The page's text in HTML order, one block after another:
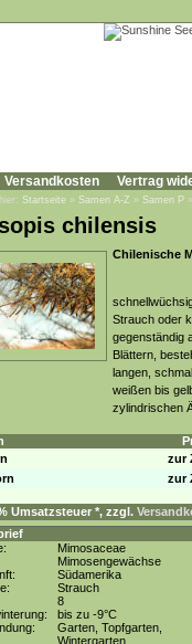
Versandkosten Vertrag
Startseite » Samen A-Z » Samen P
chilensis
Chilenische
Strauch oder
gegenständig
Blättern,
langen,
weißen bis
zylindrischen
zur
zur
Umsatzsteuer *, zzgl.
Mimosaceae
Mimosengewächse
Südamerika
Strauch
8
bis zu -9°C
Garten, Topfgarten,
Wintergarten